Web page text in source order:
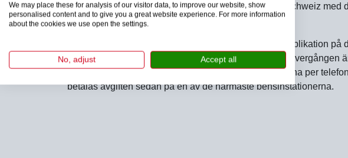
vistelsens längd. Ju längre (eller oftare) du stannar i Schweiz med
desto högre blir avgifterna.
Du kan antingen betala avgifterna före resan via en applikation på
mobiltelefon eller betala direkt vid gränsen. Om gränsövergången
obemannad måste du kontakta de ansvariga personerna per
betalas avgiften sedan på en av de närmaste bensinstationerna.
We may place these for analysis of our visitor data, to improve our website, show
personalised content and to give you a great website experience. For more information
about the cookies we use open the settings.
No, adjust Accept all